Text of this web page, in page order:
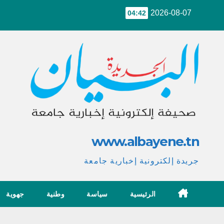
2026-08-07
04:42
www.albayene.tn
جريدة إلكترونية إخبارية جامعة
الرئيسية سياسة وطنية جهوية